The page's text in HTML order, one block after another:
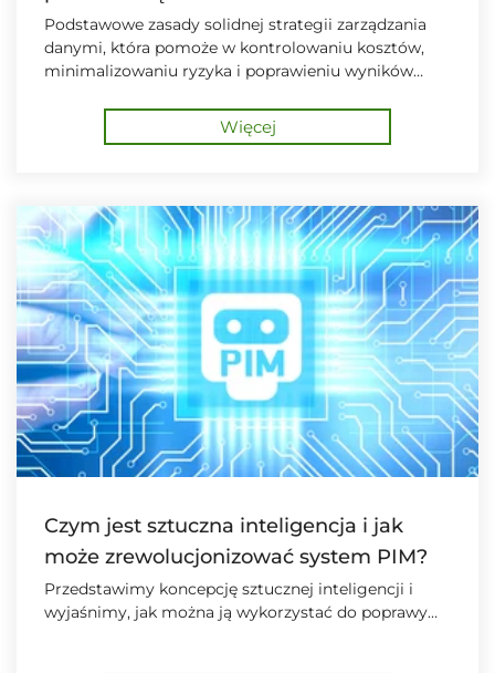
Podstawowe zasady solidnej strategii zarządzania
danymi, która pomoże w kontrolowaniu kosztów,
minimalizowaniu ryzyka i poprawieniu wyników
Więcej
Czym jest sztuczna inteligencja i jak
może zrewolucjonizować system PIM?
Przedstawimy koncepcję sztucznej inteligencji i
wyjaśnimy, jak można ją wykorzystać do poprawy